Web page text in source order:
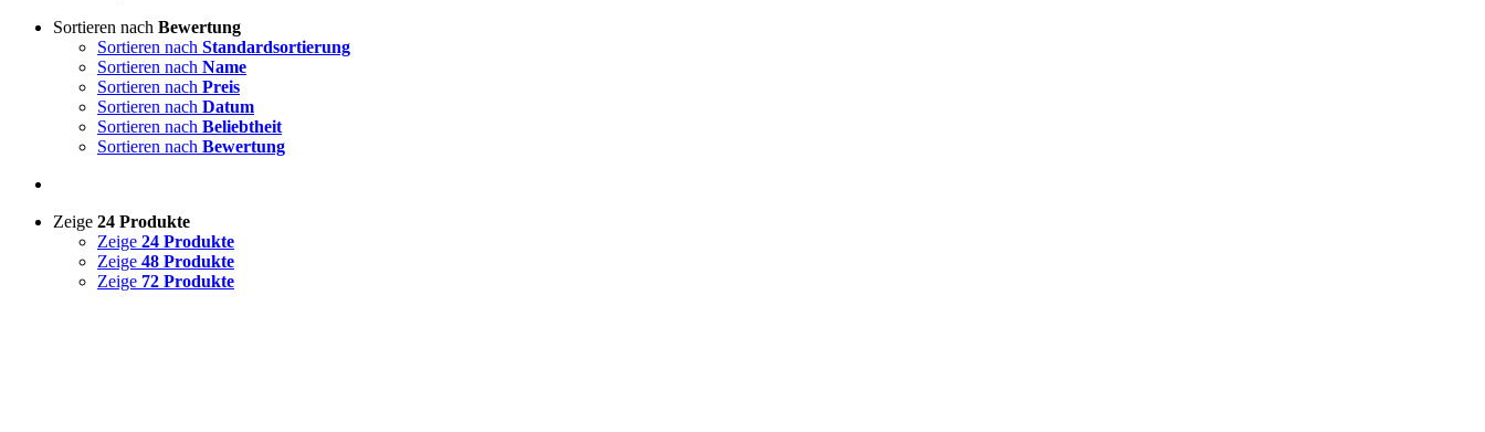
Sortieren nach Bewertung
Sortieren nach Standardsortierung
Sortieren nach Name
Sortieren nach Preis
Sortieren nach Datum
Sortieren nach Beliebtheit
Sortieren nach Bewertung
Zeige 24 Produkte
Zeige 24 Produkte
Zeige 48 Produkte
Zeige 72 Produkte